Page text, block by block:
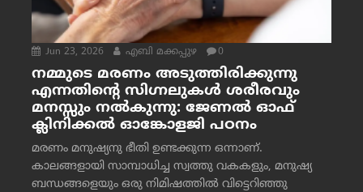
Jun 23, 2026 എബി മക്കപ്പുഴ 0
നമ്മുടെ മരണം അടുത്തിരിക്കുന്നു
എന്നതിന്റെ സിഗ്നലുകൾ ശരീരവും
മനസ്സും നല്‍കുന്നു: ജേണല്‍ ഓഫ്
ക്ലിനിക്കല്‍ ഓങ്കോളജി പഠനം
മരണം മനുഷ്യനു ഭീതി ഉണ്ടക്കുന്ന ഒന്നാണ്.
കാലങ്ങളായി സാമ്പാധിച്ച സ്വത്തു വകകളും, മനുഷ്യ
ബന്ധങ്ങളെയും ഒരു നിമിഷത്തിൽ വിട്ടെറിഞ്ഞു